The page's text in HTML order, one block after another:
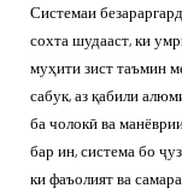
Системаи
сохта шудааст, ки
муҳити зист таъмин
сабук, аз қабили
ба чолокӣ ва
бар ин, система бо
ки фаъолият ва